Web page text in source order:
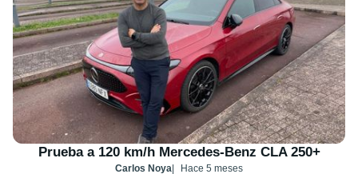
Prueba a 120 km/h Mercedes-Benz CLA 250+
Carlos Noya Hace 5 meses